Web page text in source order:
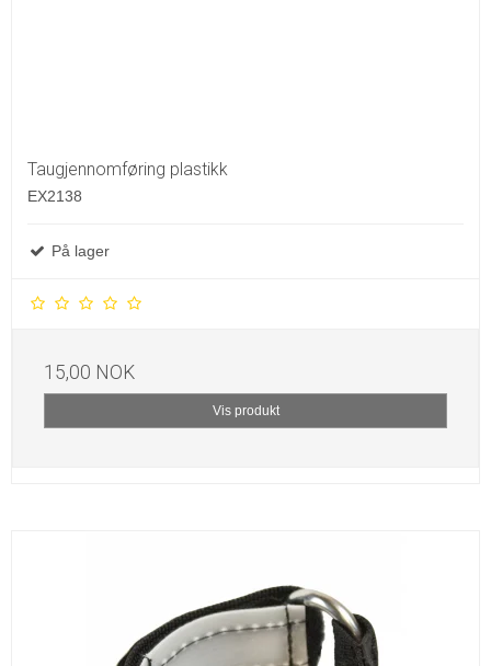
Taugjennomføring plastikk
EX2138
På lager
15,00 NOK
Vis produkt